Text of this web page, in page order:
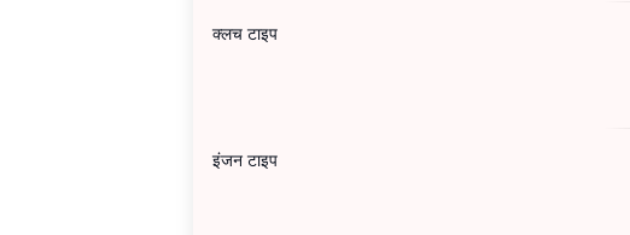
क्लच टाइप
इंजन टाइप